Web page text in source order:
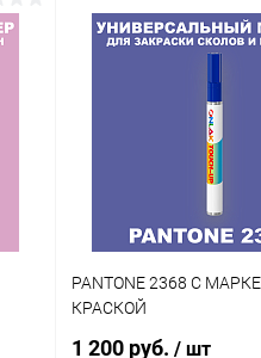
Цвет:
PANTONE 2368 C
КРАСКОЙ
1 200 руб. / шт